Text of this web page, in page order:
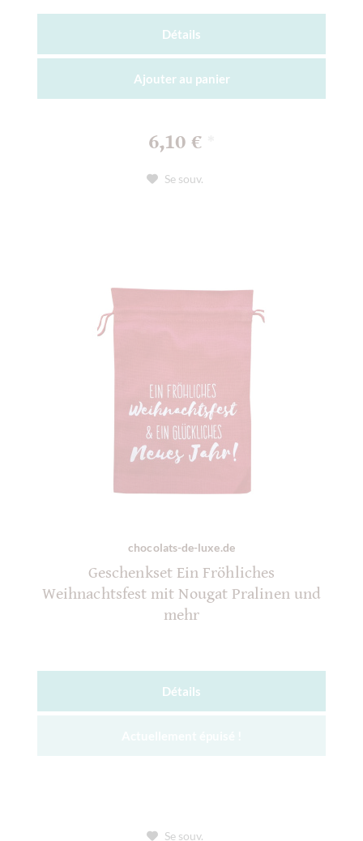
Détails
Ajouter au panier
6,10 €
Se souv.
chocolats-de-luxe.de
Geschenkset Ein Fröhliches
Weihnachtsfest mit Nougat Pralinen und
mehr
Détails
Se souv.